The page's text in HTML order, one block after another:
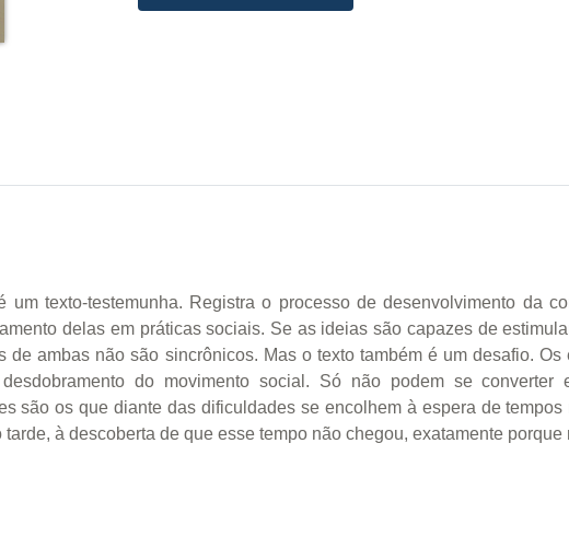
texto-testemunha. Registra o processo de desenvolvimento da
delas em práticas sociais. Se as ideias são capazes de
ambas não são sincrônicos. Mas o texto também é um desafio. Os
do movimento social. Só não podem se converter
são os que diante das dificuldades se encolhem à espera de
à descoberta de que esse tempo não chegou, exatamente porque